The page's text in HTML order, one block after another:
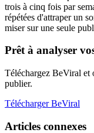
trois à cinq fois par
répétées d'attraper un
miser sur une seule
Prêt à analyser
Téléchargez BeViral et
publier.
Télécharger BeViral
Articles connexes